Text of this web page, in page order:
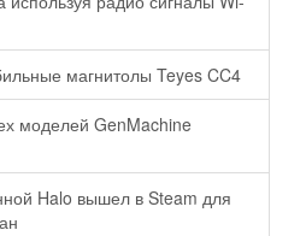
магнитолы Teyes CC4
моделей GenMachine
Halo вышел в Steam для